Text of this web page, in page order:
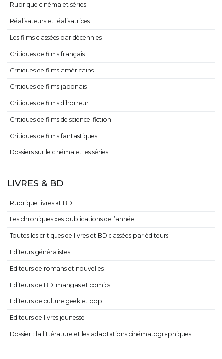
Rubrique cinéma et séries
Réalisateurs et réalisatrices
Les films classées par décennies
Critiques de films français
Critiques de films américains
Critiques de films japonais
Critiques de films d’horreur
Critiques de films de science-fiction
Critiques de films fantastiques
Dossiers sur le cinéma et les séries
LIVRES & BD
Rubrique livres et BD
Les chroniques des publications de l’année
Toutes les critiques de livres et BD classées par éditeurs
Editeurs généralistes
Editeurs de romans et nouvelles
Editeurs de BD, mangas et comics
Editeurs de culture geek et pop
Editeurs de livres jeunesse
Dossier : la littérature et les adaptations cinématographiques